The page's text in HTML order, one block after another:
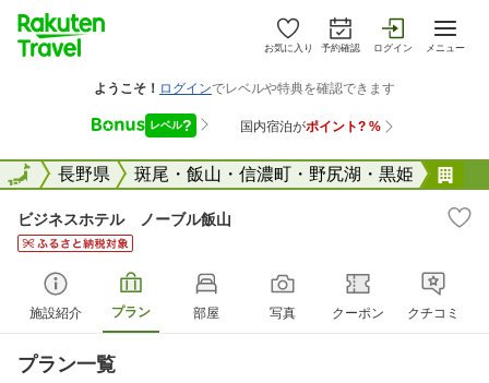
お気に入り 予約確認 ログイン メニュー
全国長野県 斑尾・飯山・信濃町・野尻湖・黒姫
全国
ビジネスホテル ノーブル飯山
施設紹介 プラン 部屋 写真 クーポン クチコミ
プラン一覧